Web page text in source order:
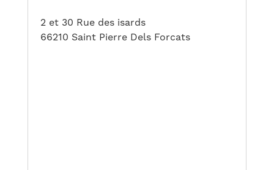
2 et 30 Rue des isards
66210 Saint Pierre Dels Forcats